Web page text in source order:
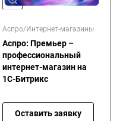
Аспро/Интернет-магазины
Аспро: Премьер –
профессиональный
интернет-магазин на
1С-Битрикс
Оставить заявку